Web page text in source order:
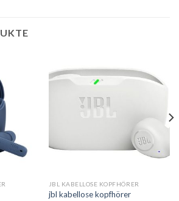
JBL KABELLOSE KOPFHÖRER
jbl kabellose kopfhörer